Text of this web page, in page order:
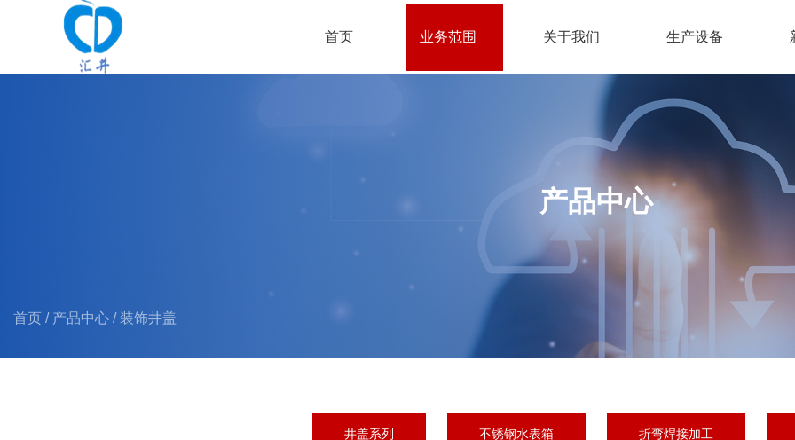
首页 业务范围 关于我们 生产设备
产品中心
首页 / 产品中心 / 装饰井盖
井盖系列 不锈钢水表箱 折弯焊接加工